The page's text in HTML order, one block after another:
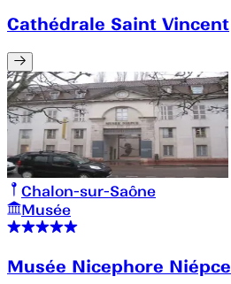
Cathédrale Saint Vincent
Chalon-sur-Saône
Musée
Musée Nicephore Niépce